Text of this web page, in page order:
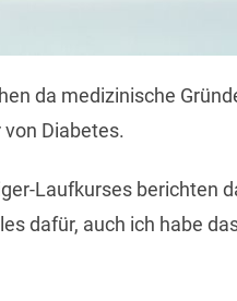
da medizinische
Diabetes.
Laufkurses berichten
dafür, auch ich habe